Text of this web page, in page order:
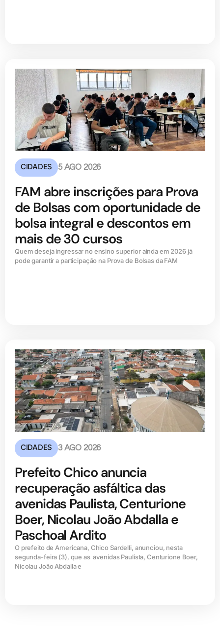
CIDADES 5 AGO 2026
FAM abre inscrições para Prova
de Bolsas com oportunidade de
bolsa integral e descontos em
mais de 30 cursos
Quem deseja ingressar no ensino superior ainda em 2026 já
pode garantir a participação na Prova de Bolsas da FAM
CIDADES 3 AGO 2026
Prefeito Chico anuncia
recuperação asfáltica das
avenidas Paulista, Centurione
Boer, Nicolau João Abdalla e
Paschoal Ardito
O prefeito de Americana, Chico Sardelli, anunciou, nesta
segunda-feira (3), que as avenidas Paulista, Centurione Boer,
Nicolau João Abdalla e